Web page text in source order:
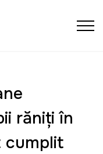
răniți în
cumplit